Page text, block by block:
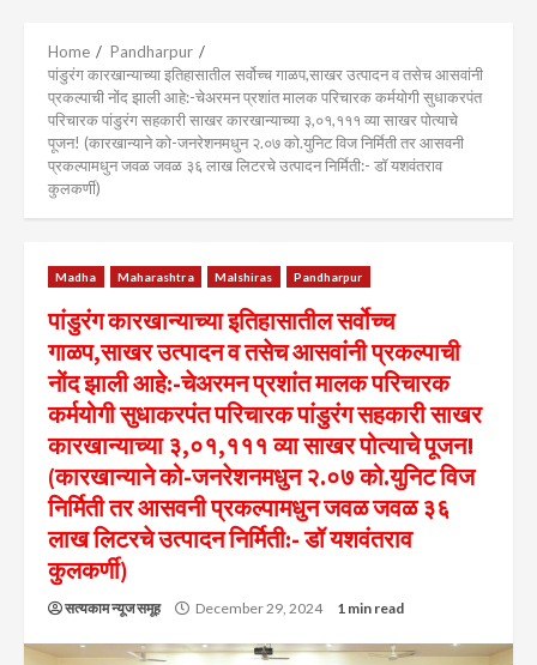
Home
Pandharpur
पांडुरंग कारखान्याच्या इतिहासातील सर्वोच्च गाळप,साखर उत्पादन व तसेच आसवांनी
प्रकल्पाची नोंद झाली आहे:-चेअरमन प्रशांत मालक परिचारक कर्मयोगी सुधाकरपंत
परिचारक पांडुरंग सहकारी साखर कारखान्याच्या ३,०१,१११ व्या साखर पोत्याचे
पूजन! (कारखान्याने को-जनरेशनमधुन २.०७ को.युनिट विज निर्मिती तर आसवनी
प्रकल्पामधुन जवळ जवळ ३६ लाख लिटरचे उत्पादन निर्मिती:- डॉ यशवंतराव
कुलकर्णी)
Madha Maharashtra Malshiras Pandharpur
पांडुरंग कारखान्याच्या इतिहासातील सर्वोच्च
गाळप,साखर उत्पादन व तसेच आसवांनी प्रकल्पाची
नोंद झाली आहे:-चेअरमन प्रशांत मालक परिचारक
कर्मयोगी सुधाकरपंत परिचारक पांडुरंग सहकारी साखर
कारखान्याच्या ३,०१,१११ व्या साखर पोत्याचे पूजन!
(कारखान्याने को-जनरेशनमधुन २.०७ को.युनिट विज
निर्मिती तर आसवनी प्रकल्पामधुन जवळ जवळ ३६
लाख लिटरचे उत्पादन निर्मिती:- डॉ यशवंतराव
कुलकर्णी)
सत्यकाम न्यूज समूह December 29, 2024 1 min read